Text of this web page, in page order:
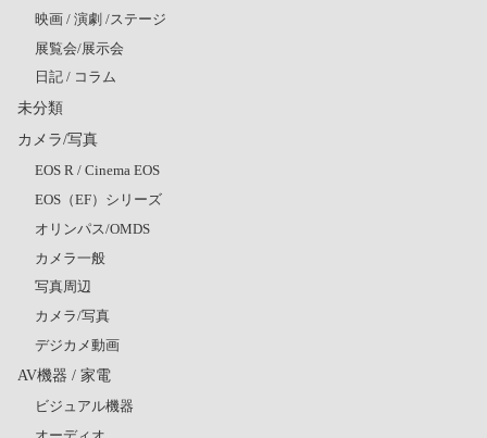
映画 / 演劇 /ステージ
展覧会/展示会
日記 / コラム
未分類
カメラ/写真
EOS R / Cinema EOS
EOS（EF）シリーズ
オリンパス/OMDS
カメラ一般
写真周辺
カメラ/写真
デジカメ動画
AV機器 / 家電
ビジュアル機器